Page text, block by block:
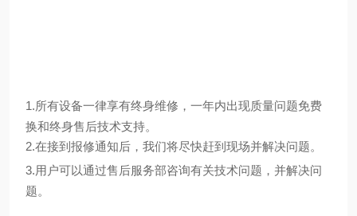
1.所有设备一律享有终身维修，一年内出现质量问题免费
换和终身售后技术支持。
2.在接到报修通知后，我们将尽快赶到现场并解决问题。
3.用户可以通过售后服务部咨询有关技术问题，并解决问
题。